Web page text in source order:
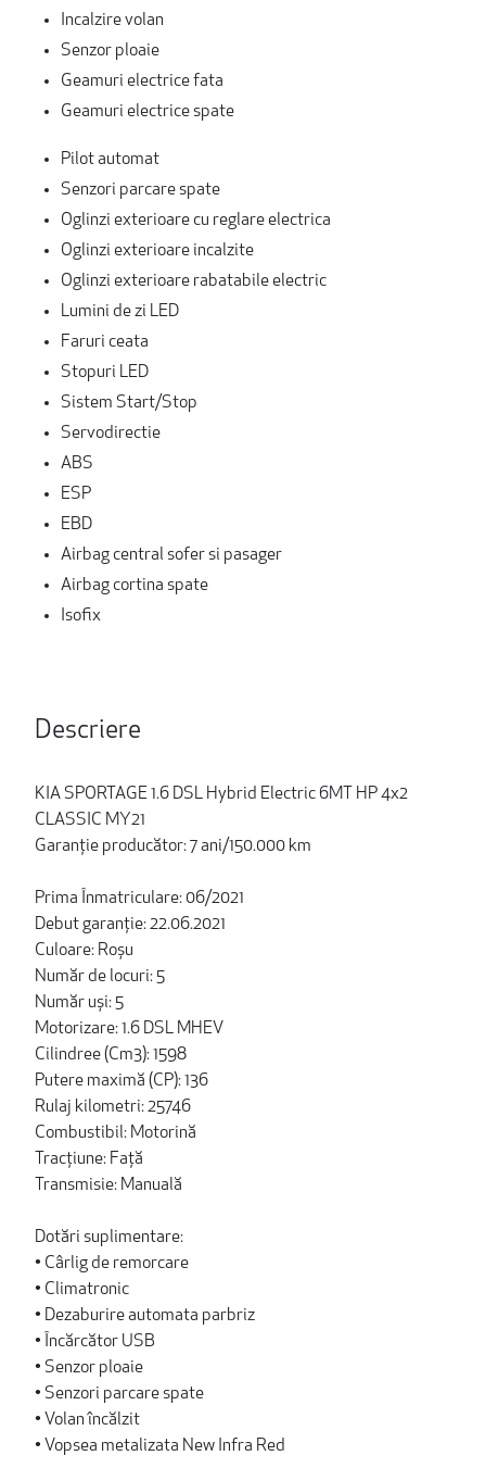
Incalzire volan
Senzor ploaie
Geamuri electrice fata
Geamuri electrice spate
Pilot automat
Senzori parcare spate
Oglinzi exterioare cu reglare electrica
Oglinzi exterioare incalzite
Oglinzi exterioare rabatabile electric
Lumini de zi LED
Faruri ceata
Stopuri LED
Sistem Start/Stop
Servodirectie
ABS
ESP
EBD
Airbag central sofer si pasager
Airbag cortina spate
Isofix
Descriere
KIA SPORTAGE 1.6 DSL Hybrid Electric 6MT HP 4x2
CLASSIC MY21
Garanție producător: 7 ani/150.000 km
Prima Înmatriculare: 06/2021
Debut garanție: 22.06.2021
Culoare: Roșu
Număr de locuri: 5
Număr uși: 5
Motorizare: 1.6 DSL MHEV
Cilindree (Cm3): 1598
Putere maximă (CP): 136
Rulaj kilometri: 25746
Combustibil: Motorină
Tracțiune: Față
Transmisie: Manuală
Dotări suplimentare:
• Cârlig de remorcare
• Climatronic
• Dezaburire automata parbriz
• Încărcător USB
• Senzor ploaie
• Senzori parcare spate
• Volan încălzit
• Vopsea metalizata New Infra Red